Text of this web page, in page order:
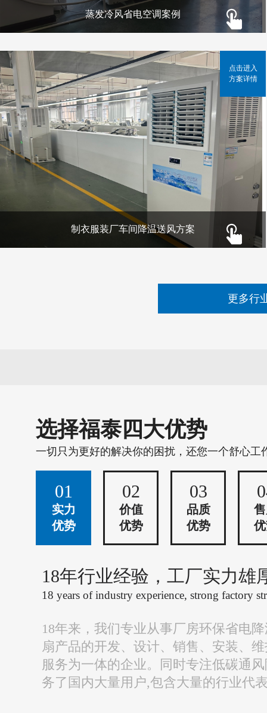
蒸发冷风省电空调案例
制衣服装厂车间降温送风方案
点击进入
方案详情
更多行
选择福泰四大优势
一切只为更好的解决你的困扰，还您一个舒心工
01
实力
优势
02
价值
优势
03
品质
优势
18年行业经验，工厂实力雄
18 years of industry experience, strong factory
18年来，我们专业从事厂房环保省电
扇产品的开发、设计、销售、安装、
服务为一体的企业。同时专注低碳通
务了国内大量用户,包含大量的行业代